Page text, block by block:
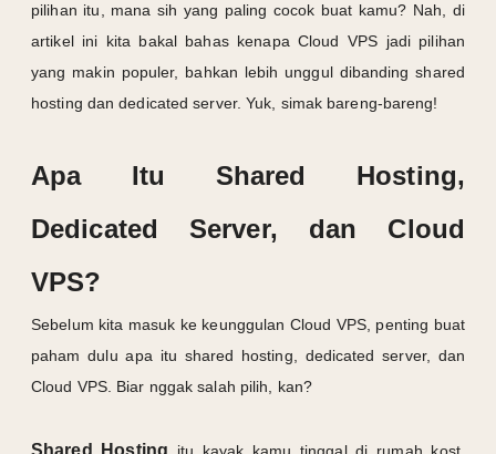
pilihan itu, mana sih yang paling cocok buat kamu? Nah, di
artikel ini kita bakal bahas kenapa Cloud VPS jadi pilihan
yang makin populer, bahkan lebih unggul dibanding shared
hosting dan dedicated server. Yuk, simak bareng-bareng!
Apa Itu Shared Hosting,
Dedicated Server, dan Cloud
VPS?
Sebelum kita masuk ke keunggulan Cloud VPS, penting buat
paham dulu apa itu shared hosting, dedicated server, dan
Cloud VPS. Biar nggak salah pilih, kan?